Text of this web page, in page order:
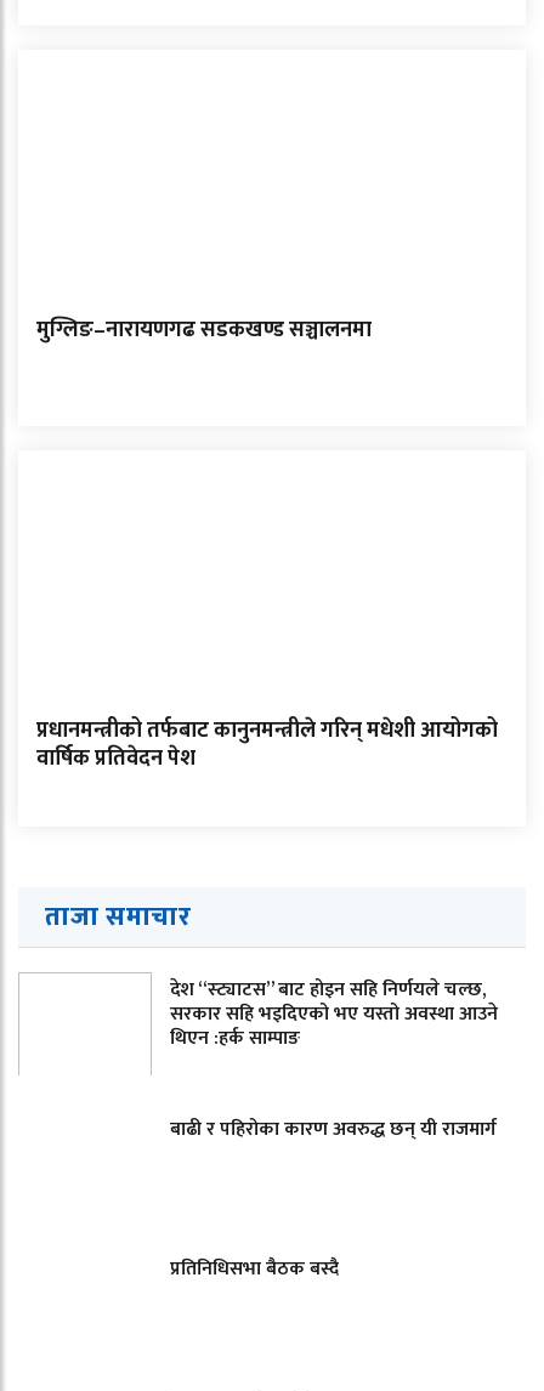
मुग्लिङ–नारायणगढ सडकखण्ड सञ्चालनमा
प्रधानमन्त्रीको तर्फबाट कानुनमन्त्रीले गरिन् मधेशी आयोगको
वार्षिक प्रतिवेदन पेश
ताजा समाचार
देश “स्ट्याटस” बाट होइन सहि निर्णयले चल्छ,
सरकार सहि भइदिएको भए यस्तो अवस्था आउने
थिएन :हर्क साम्पाङ
बाढी र पहिरोका कारण अवरुद्ध छन् यी राजमार्ग
प्रतिनिधिसभा बैठक बस्दै